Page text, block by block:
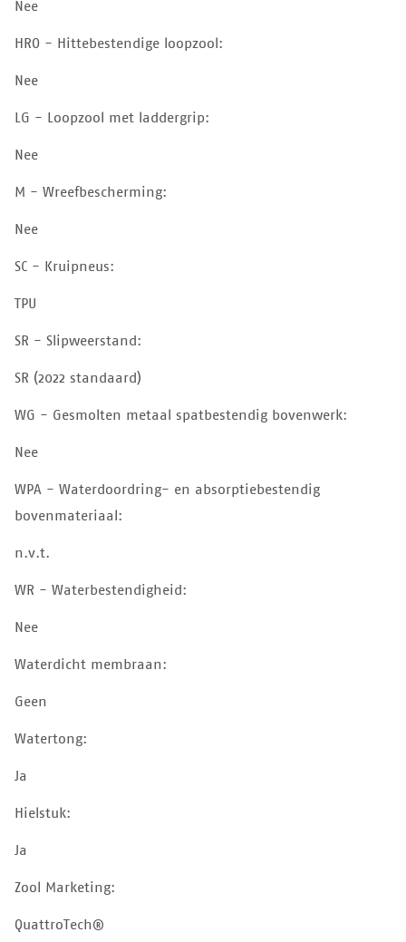
Nee
HRO - Hittebestendige loopzool:
Nee
LG - Loopzool met laddergrip:
Nee
M - Wreefbescherming:
Nee
SC - Kruipneus:
TPU
SR - Slipweerstand:
SR (2022 standaard)
WG - Gesmolten metaal spatbestendig bovenwerk:
Nee
WPA - Waterdoordring- en absorptiebestendig
bovenmateriaal:
n.v.t.
WR - Waterbestendigheid:
Nee
Waterdicht membraan:
Geen
Watertong:
Ja
Hielstuk:
Ja
Zool Marketing:
QuattroTech®